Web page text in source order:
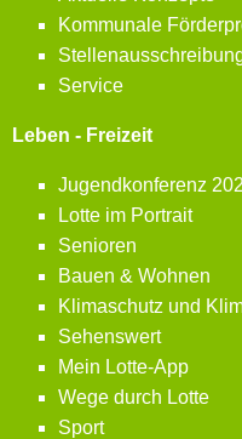
Kommunale
Service
Leben - Freizeit
Jugendkonferenz
Lotte im Portrait
Senioren
Bauen & Wohnen
Klimaschutz und
Sehenswert
Mein Lotte-App
Wege durch Lotte
Sport